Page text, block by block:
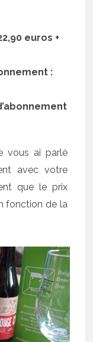
euros +
:
vous ai parlé
avec votre
que le prix
fonction de la